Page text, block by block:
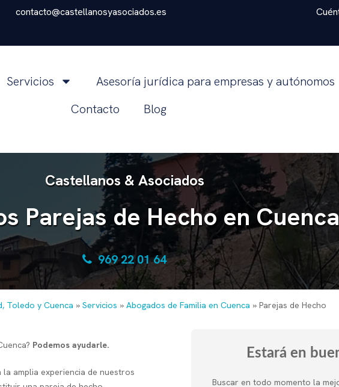
contacto@castellanosyasociados.es
Servicios
Asesoría jurídica para empresas y autónomos
Contacto
Blog
Castellanos & Asociados
Parejas de Hecho en Cuenca
969 22 01 64
Toledo y Cuenca » Servicios » Abogados de Familia en Cuenca » Parejas de Hecho
Podemos ayudarle.
amplia experiencia de nuestros
Estará en
Buscar en todo momento la